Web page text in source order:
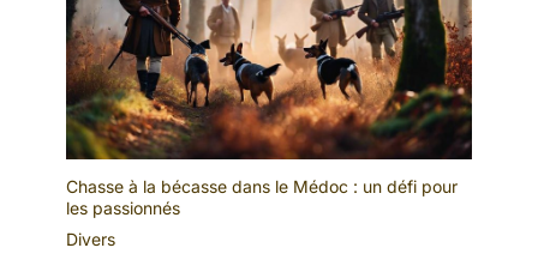
Chasse à la bécasse dans le Médoc : un défi pour
les passionnés
Divers